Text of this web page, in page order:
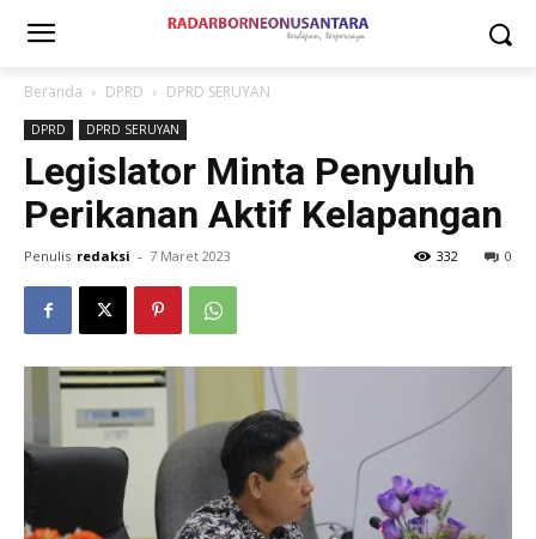
Beranda DPRD DPRD SERUYAN
DPRD DPRD SERUYAN
Legislator Minta Penyuluh
Perikanan Aktif Kelapangan
Penulis redaksi - 7 Maret 2023 0
332